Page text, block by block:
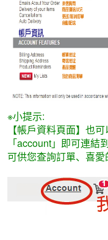
※小提示:
【帳戶資料頁面】也
「account」即可連結
可供您查詢訂單、喜愛